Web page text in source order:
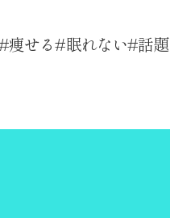
痩せる 眠れない 話